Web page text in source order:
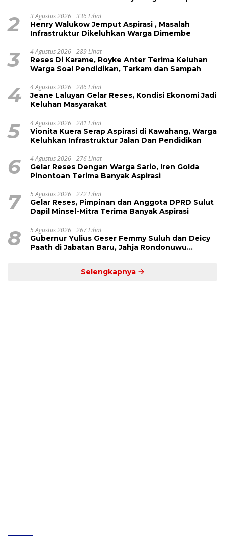
2 3 Agustus 2026 336 Lihat
Henry Walukow Jemput Aspirasi , Masalah
Infrastruktur Dikeluhkan Warga Dimembe
3 4 Agustus 2026 289 Lihat
Reses Di Karame, Royke Anter Terima Keluhan
Warga Soal Pendidikan, Tarkam dan Sampah
4 4 Agustus 2026 286 Lihat
Jeane Laluyan Gelar Reses, Kondisi Ekonomi Jadi
Keluhan Masyarakat
5 4 Agustus 2026 281 Lihat
Vionita Kuera Serap Aspirasi di Kawahang, Warga
Keluhkan Infrastruktur Jalan Dan Pendidikan
6 4 Agustus 2026 276 Lihat
Gelar Reses Dengan Warga Sario, Iren Golda
Pinontoan Terima Banyak Aspirasi
7 5 Agustus 2026 272 Lihat
Gelar Reses, Pimpinan dan Anggota DPRD Sulut
Dapil Minsel-Mitra Terima Banyak Aspirasi
8 5 Agustus 2026 267 Lihat
Gubernur Yulius Geser Femmy Suluh dan Deicy
Paath di Jabatan Baru, Jahja Rondonuwu
Selengkapnya